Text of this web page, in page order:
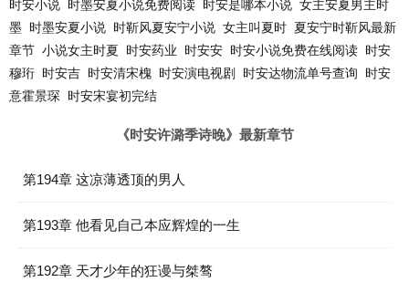
时安小说 时墨安夏小说免费阅读 时安是哪本小说 女主安夏男主时
墨 时墨安夏小说 时靳风夏安宁小说 女主叫夏时 夏安宁时靳风最新
章节 小说女主时夏 时安药业 时安安 时安小说免费在线阅读 时安
穆珩 时安吉 时安清宋槐 时安演电视剧 时安达物流单号查询
时安
意霍景琛
时安宋宴初完结
《时安许潞季诗晚》最新章节
第194章 这凉薄透顶的男人
第193章 他看见自己本应辉煌的一生
第192章 天才少年的狂谩与桀骜